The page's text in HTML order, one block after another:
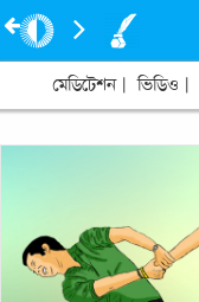
মেডিটেশন ভিডিও